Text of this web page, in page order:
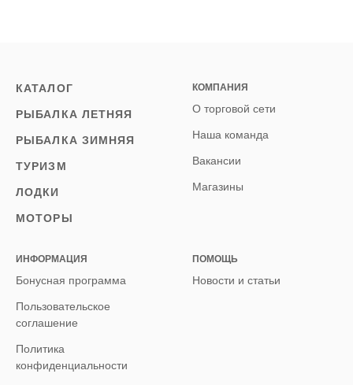
КАТАЛОГ
РЫБАЛКА ЛЕТНЯЯ
РЫБАЛКА ЗИМНЯЯ
ТУРИЗМ
ЛОДКИ
МОТОРЫ
КОМПАНИЯ
О торговой сети
Наша команда
Вакансии
Магазины
ИНФОРМАЦИЯ
Бонусная программа
Пользовательское
соглашение
Политика
конфиденциальности
ПОМОЩЬ
Новости и статьи